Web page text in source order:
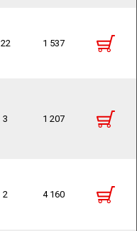
22 1 537
3 1 207
2 4 160